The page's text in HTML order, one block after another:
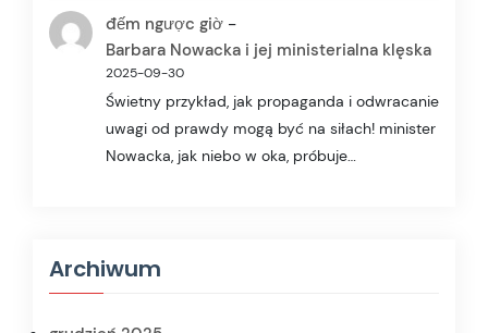
đếm ngược giờ -
Barbara Nowacka i jej ministerialna klęska
2025-09-30
Świetny przykład, jak propaganda i odwracanie
uwagi od prawdy mogą być na siłach! minister
Nowacka, jak niebo w oka, próbuje…
Archiwum